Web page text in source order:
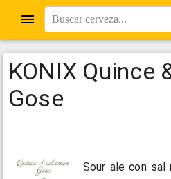
Buscar cerveza...
KONIX Quince
Gose
Sour ale con sal